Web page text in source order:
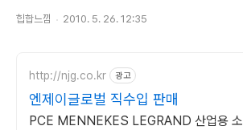
힙합느낌 2010. 5. 26. 12:35
http://njg.co.kr 광고
엔제이글로벌 직수입 판매
PCE MENNEKES LEGRAND 산업용 소